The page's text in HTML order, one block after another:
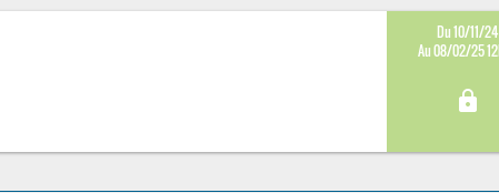
Du 10/11/24
Au 08/02/25
lock